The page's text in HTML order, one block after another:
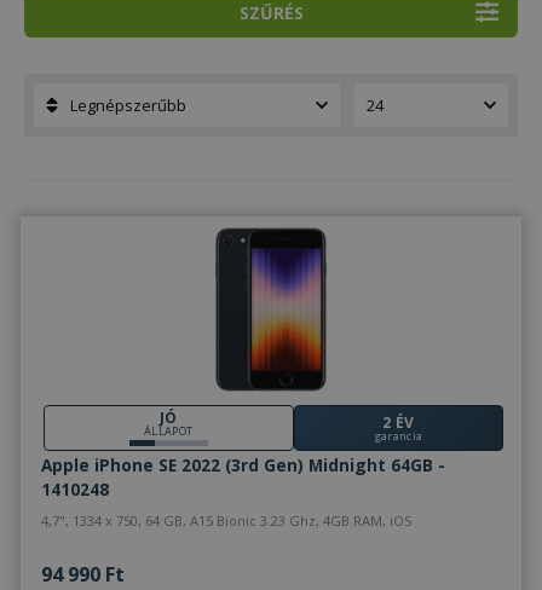
SZŰRÉS
JÓ
ÁLLAPOT 2 ÉV
garancia
Apple iPhone SE 2022 (3rd Gen) Midnight 64GB -
1410248
4,7", 1334 x 750, 64 GB, A15 Bionic 3.23 Ghz, 4GB RAM, iOS
94 990 Ft